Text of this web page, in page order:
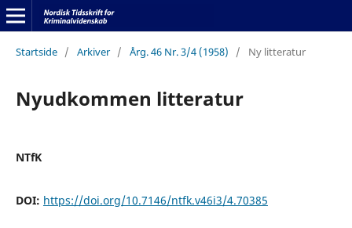
Startside / Arkiver / Årg. 46 Nr. 3/4 (1958) / Ny litteratur
Nyudkommen litteratur
NTfK
DOI: https://doi.org/10.7146/ntfk.v46i3/4.70385